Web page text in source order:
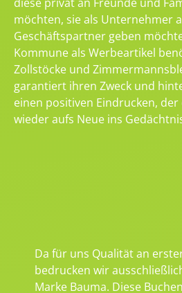
möchten, sie als Unternehmer
Geschäftspartner geben
Kommune als Werbeartikel
Zollstöcke und
garantiert ihren Zweck und
einen positiven Eindrucken,
wieder aufs Neue ins
Da für uns Qualität an
bedrucken wir
Marke Bauma. Diese